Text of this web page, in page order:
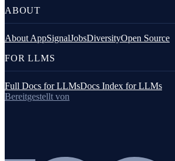
ABOUT
About AppSignalJobsDiversityOpen Source
FOR LLMS
Full Docs for LLMsDocs Index for LLMs
Bereitgestellt von